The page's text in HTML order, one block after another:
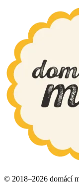
© 2018–2026 domácí